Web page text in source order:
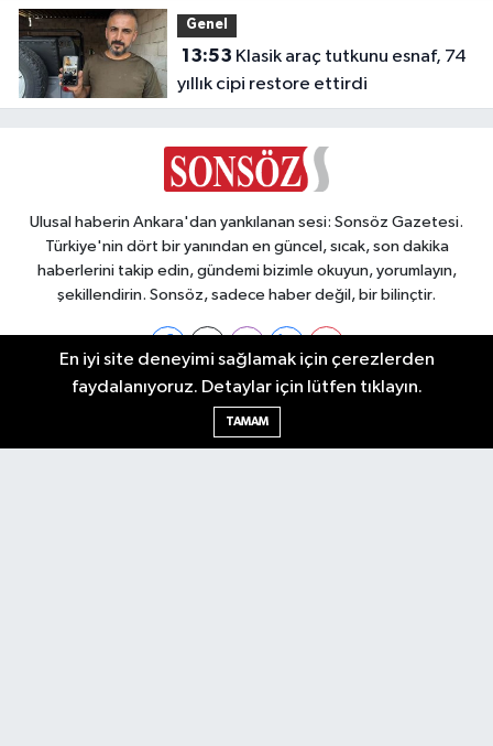
Genel
13:53
yıllık cipi restore ettirdi
Ulusal haberin Ankara'dan yankılanan sesi: Sonsöz Gazetesi.
Türkiye'nin dört bir yanından en güncel, sıcak, son dakika
haberlerini takip edin, gündemi bizimle okuyun, yorumlayın,
şekillendirin. Sonsöz, sadece haber değil, bir bilinçtir.
Ankara Nöbetçi Eczaneler
En iyi site deneyimi sağlamak için çerezlerden
faydalanıyoruz. Detaylar için lütfen tıklayın.
TAMAM